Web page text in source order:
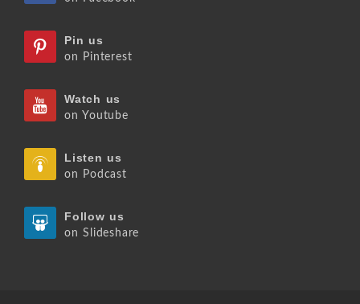
Pin us
on Pinterest
Watch us
on Youtube
Listen us
on Podcast
Follow us
on Slideshare